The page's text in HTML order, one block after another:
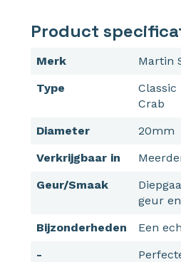
Product
Merk
Martin
Type
Classic
Crab
Diameter
20mm
Verkrijgbaar in
Geur/Smaak
geur
Bijzonderheden
Een
-